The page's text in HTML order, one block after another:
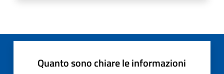
Quanto sono chiare le informazioni